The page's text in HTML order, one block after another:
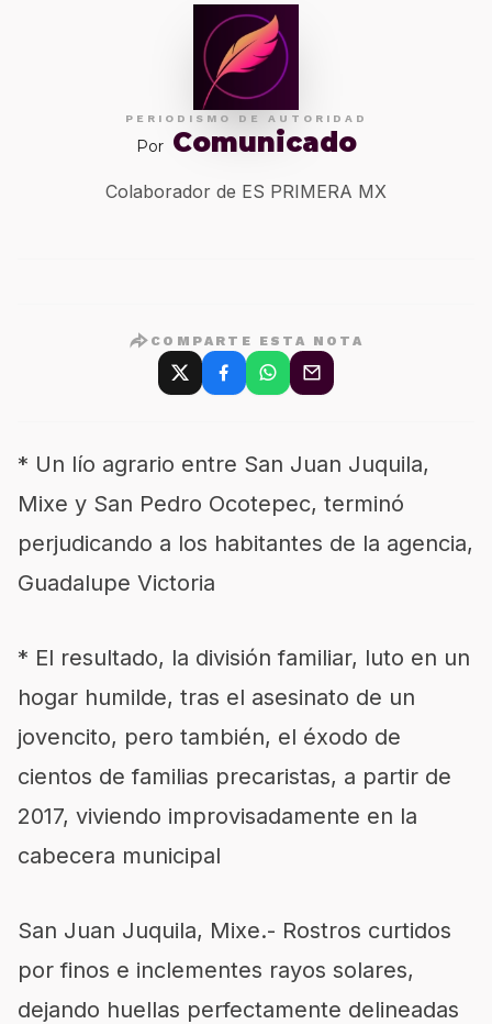
PERIODISMO DE AUTORIDAD
Por Comunicado
Colaborador de ES PRIMERA MX
COMPARTE ESTA NOTA
* Un lío agrario entre San Juan Juquila,
Mixe y San Pedro Ocotepec, terminó
perjudicando a los habitantes de la agencia,
Guadalupe Victoria
* El resultado, la división familiar, luto en un
hogar humilde, tras el asesinato de un
jovencito, pero también, el éxodo de
cientos de familias precaristas, a partir de
2017, viviendo improvisadamente en la
cabecera municipal
San Juan Juquila, Mixe.- Rostros curtidos
porfinos e inclementes rayos solares,
dejando huellas perfectamente delineadas